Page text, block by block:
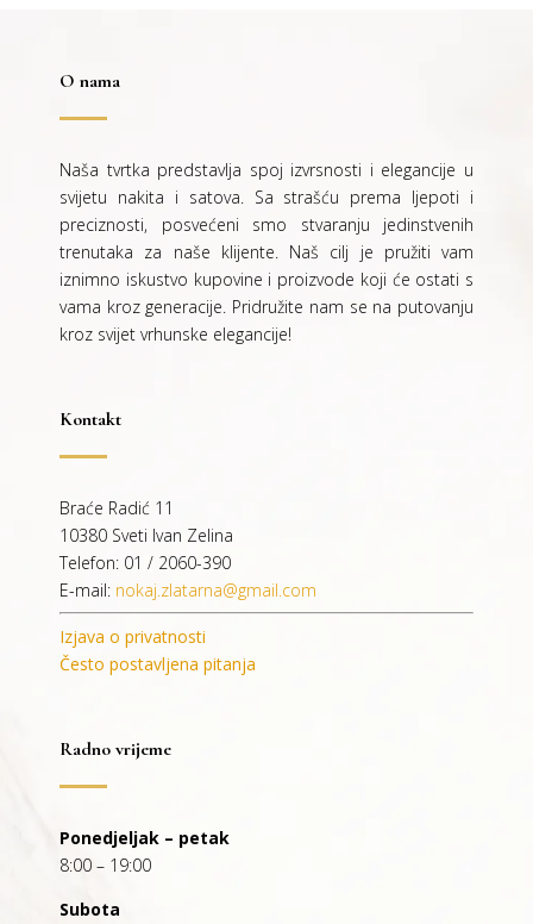
O nama
Naša tvrtka predstavlja spoj izvrsnosti i elegancije u
svijetu nakita i satova. Sa strašću prema ljepoti i
preciznosti, posvećeni smo stvaranju jedinstvenih
trenutaka za naše klijente. Naš cilj je pružiti vam
iznimno iskustvo kupovine i proizvode koji će ostati s
vama kroz generacije. Pridružite nam se na putovanju
kroz svijet vrhunske elegancije!
Kontakt
Braće Radić 11
10380 Sveti Ivan Zelina
Telefon: 01 / 2060-390
E-mail: nokaj.zlatarna@gmail.com
Izjava o privatnosti
Često postavljena pitanja
Radno vrijeme
Ponedjeljak – petak
8:00 – 19:00
Subota